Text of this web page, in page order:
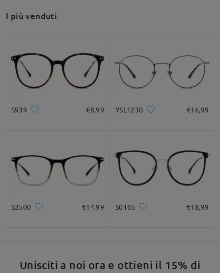
Grazie per la tua richiesta!
In realtà, il colore della montatura è lo stesso, ciò che li
differenzia è il design o la curvatura.
I più venduti
S939 €8,99 YSL1230 €16,99
S3500 €14,99 S0165 €18,99
Unisciti a noi ora e ottieni il 15% di